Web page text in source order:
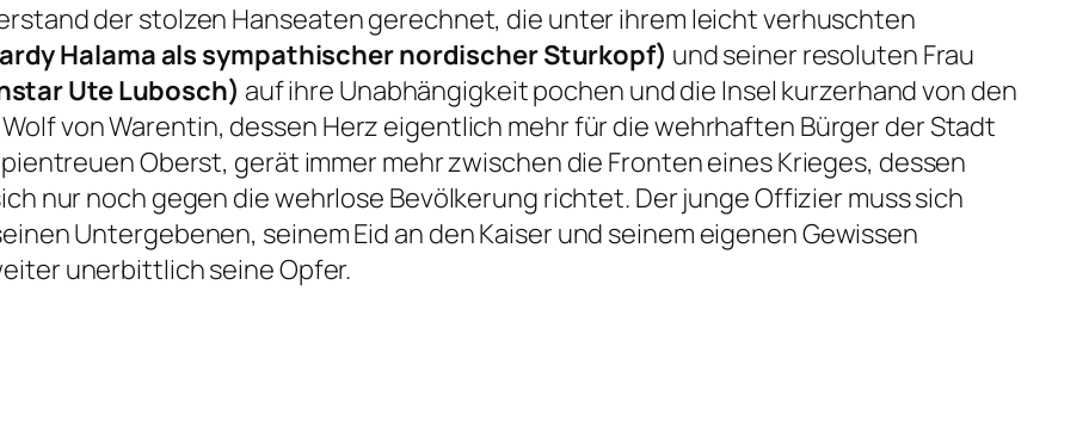
der stolzen Hanseaten gerechnet, die unter ihrem leicht verhuschten
Halama als sympathischer nordischer Sturkopf) und seiner resoluten Frau
Ute Lubosch) auf ihre Unabhängigkeit pochen und die Insel kurzerhand von den
von Warentin, dessen Herz eigentlich mehr für die wehrhaften Bürger der Stadt
Oberst, gerät immer mehr zwischen die Fronten eines Krieges, dessen
nur noch gegen die wehrlose Bevölkerung richtet. Der junge Offizier muss sich
Untergebenen, seinem Eid an den Kaiser und seinem eigenen Gewissen
unerbittlich seine Opfer.